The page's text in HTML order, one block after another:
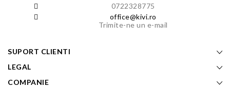
0722328775
office@kivi.ro
Trimite-ne un e-mail
SUPORT CLIENTI
LEGAL
COMPANIE